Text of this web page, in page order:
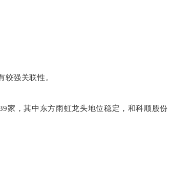
强关联性。
家，其中东方雨虹龙头地位稳定，和科顺股份